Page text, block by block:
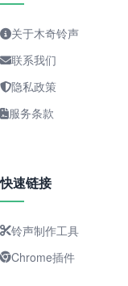
关于木奇铃声
联系我们
隐私政策
服务条款
快速链接
铃声制作工具
Chrome插件